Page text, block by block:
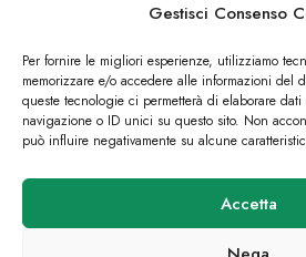
Gestisci Consenso
Per fornire le migliori esperienze, utilizziamo
memorizzare e/o accedere alle informazioni del
queste tecnologie ci permetterà di elaborare
navigazione o ID unici su questo sito. Non
può influire negativamente su alcune
Accetta
© FORTUEXPO
CROMÌA LAB